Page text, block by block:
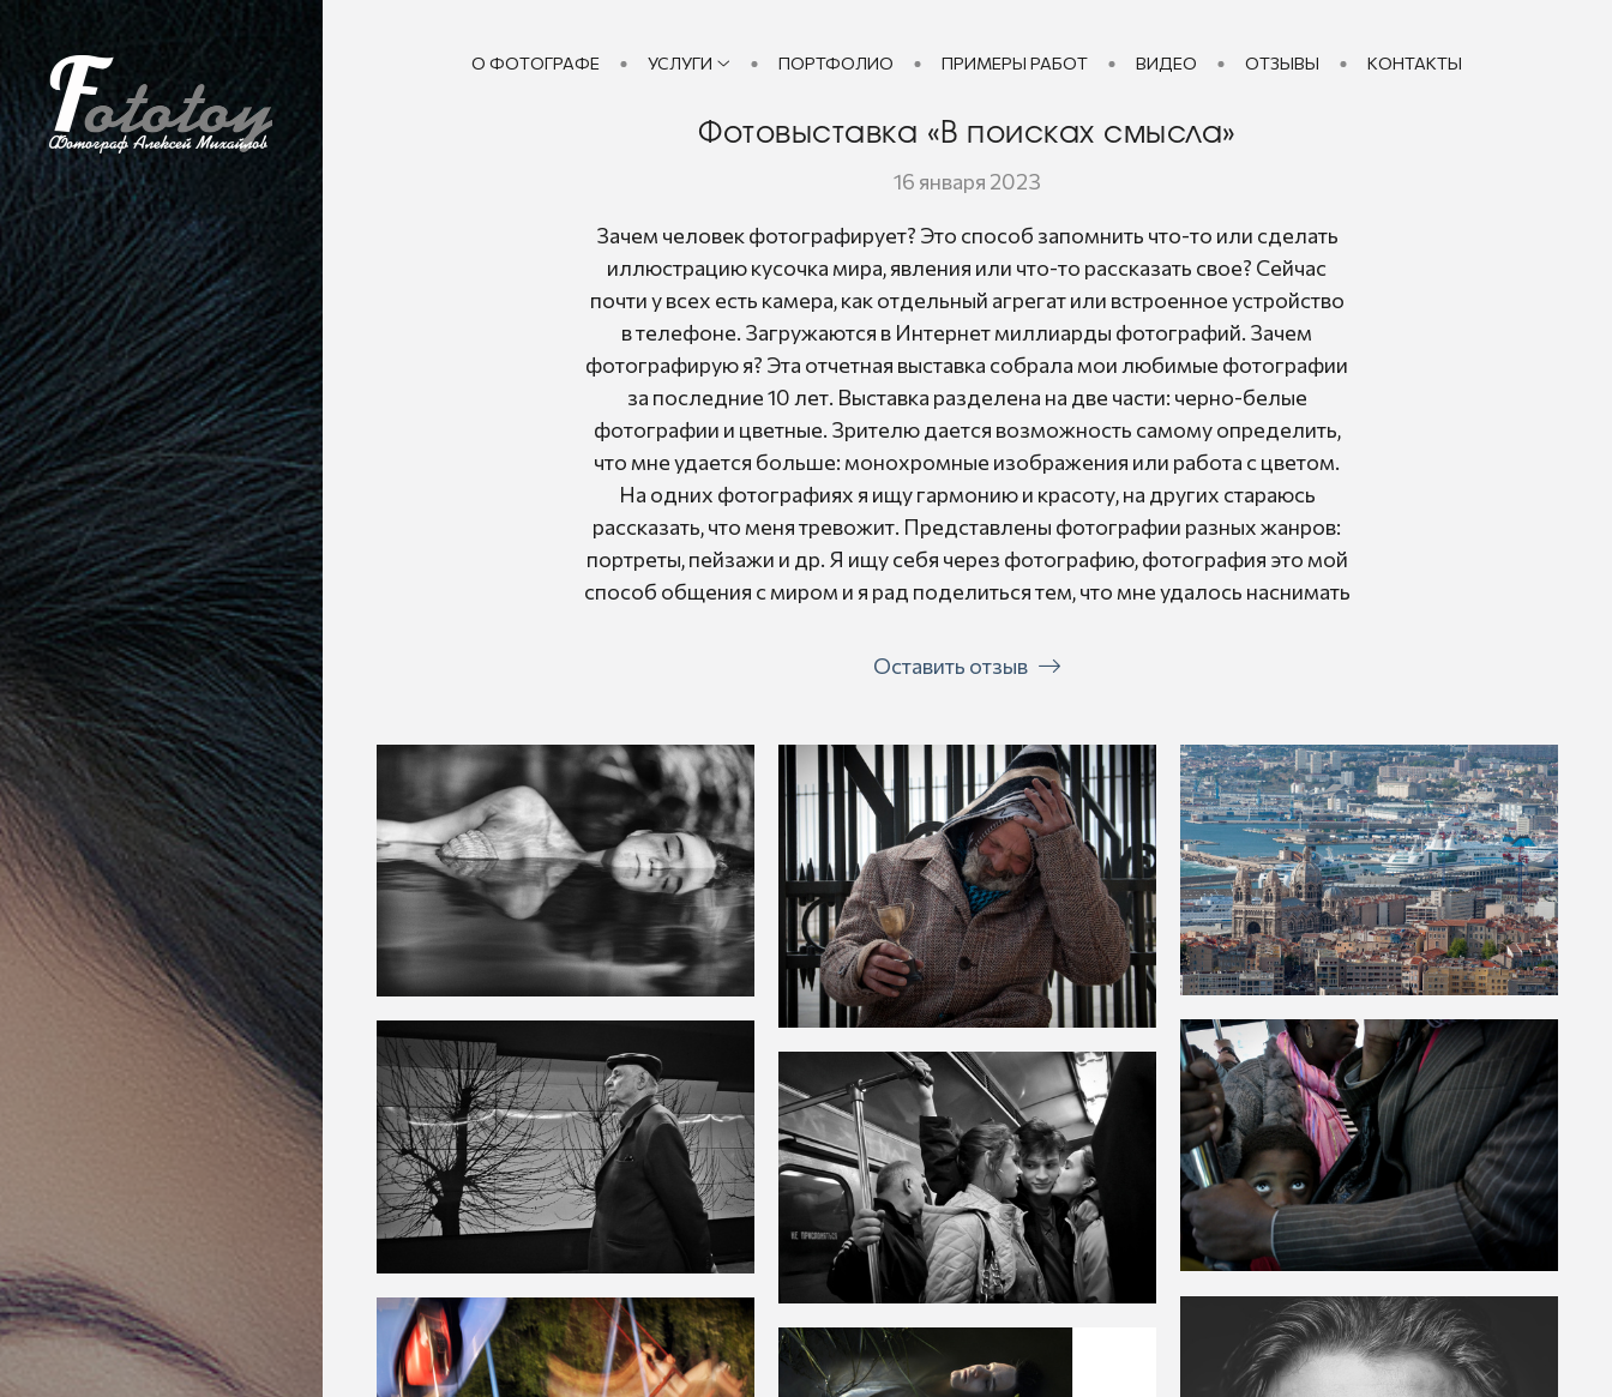
О ФОТОГРАФЕ УСЛУГИ ПОРТФОЛИО ПРИМЕРЫ РАБОТ ВИДЕО ОТЗЫВЫ КОНТАКТЫ
Фотовыставка «В поисках смысла»
16 января 2023
Зачем человек фотографирует? Это способ запомнить что-то или сделать
иллюстрацию кусочка мира, явления или что-то рассказать свое? Сейчас
почти у всех есть камера, как отдельный агрегат или встроенное устройство
в телефоне. Загружаются в Интернет миллиарды фотографий. Зачем
фотографирую я? Эта отчетная выставка собрала мои любимые фотографии
за последние 10 лет. Выставка разделена на две части: черно-белые
фотографии и цветные. Зрителю дается возможность самому определить,
что мне удается больше: монохромные изображения или работа с цветом.
На одних фотографиях я ищу гармонию и красоту, на других стараюсь
рассказать, что меня тревожит. Представлены фотографии разных жанров:
портреты, пейзажи и др. Я ищу себя через фотографию, фотография это мой
способ общения с миром и я рад поделиться тем, что мне удалось наснимать
Оставить отзыв